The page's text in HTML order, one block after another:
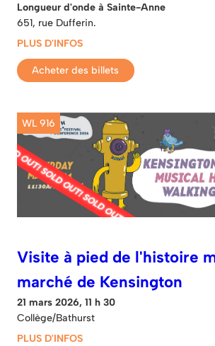
Longueur d'onde à Sainte-Anne
651, rue Dufferin.
PLUS D'INFOS
Acheter des billets
WL 916
Visite à pied de l'histoire
marché de Kensington
21 mars 2026, 11 h 30
Collège/Bathurst
PLUS D'INFOS